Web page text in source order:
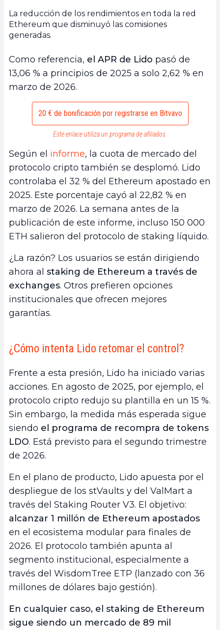
La reducción de los rendimientos en toda la red
Ethereum que disminuyó las comisiones
generadas.
Como referencia, el APR de Lido pasó de
13,06 % a principios de 2025 a solo 2,62 % en
marzo de 2026.
20 € de bonificación por registrarse en Bitvavo
Este enlace utiliza un programa de afiliados.
Según el informe, la cuota de mercado del
protocolo cripto también se desplomó. Lido
controlaba el 32 % del Ethereum apostado en
2025. Este porcentaje cayó al 22,82 % en
marzo de 2026. La semana antes de la
publicación de este informe, incluso 150 000
ETH salieron del protocolo de staking líquido.
¿La razón? Los usuarios se están dirigiendo
ahora al staking de Ethereum a través de
exchanges. Otros prefieren opciones
institucionales que ofrecen mejores
garantías.
¿Cómo intenta Lido retomar el control?
Frente a esta presión, Lido ha iniciado varias
acciones. En agosto de 2025, por ejemplo, el
protocolo cripto redujo su plantilla en un 15 %.
Sin embargo, la medida más esperada sigue
siendo el programa de recompra de tokens
LDO. Está previsto para el segundo trimestre
de 2026.
En el plano de producto, Lido apuesta por el
despliegue de los stVaults y del ValMart a
través del Staking Router V3. El objetivo:
alcanzar 1 millón de Ethereum apostados
en el ecosistema modular para finales de
2026. El protocolo también apunta al
segmento institucional, especialmente a
través del WisdomTree ETP (lanzado con 36
millones de dólares bajo gestión).
En cualquier caso, el staking de Ethereum
sigue siendo un mercado de 89 mil